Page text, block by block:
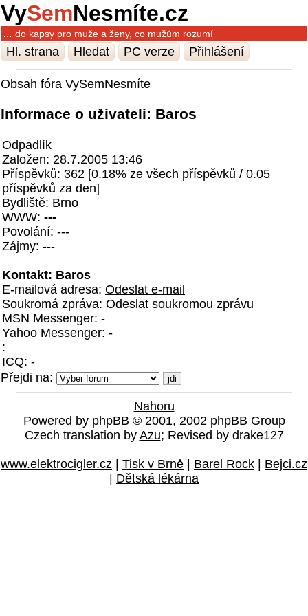
VySemNesmíte.cz
… do kapsy pro muže a ženy, co mužům rozumí
Hl. strana Hledat PC verze Přihlášení
Obsah fóra VySemNesmíte
Informace o uživateli: Baros
Odpadlík
Založen: 28.7.2005 13:46
Příspěvků: 362 [0.18% ze všech příspěvků / 0.05
příspěvků za den]
Bydliště: Brno
WWW: ---
Povolání: ---
Zájmy: ---
Kontakt: Baros
E-mailová adresa: Odeslat e-mail
Soukromá zpráva: Odeslat soukromou zprávu
MSN Messenger: -
Yahoo Messenger: -
:
ICQ: -
Přejdi na:
Nahoru
Powered by phpBB © 2001, 2002 phpBB Group
Czech translation by Azu; Revised by drake127
www.elektrocigler.cz Tisk v Brně Barel Rock
Bejci.cz
Dětská lékárna